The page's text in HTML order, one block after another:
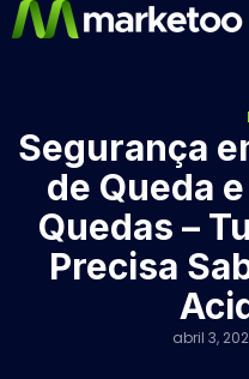
Segurança
de Queda
Quedas –
Precisa
abril 3,